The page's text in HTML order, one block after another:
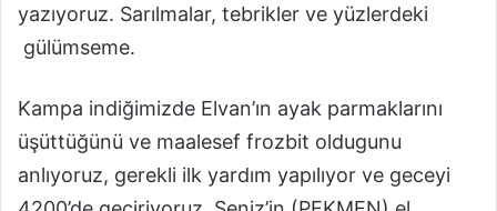
yazıyoruz. Sarılmalar, tebrikler ve yüzlerdeki
gülümseme.
Kampa indiğimizde Elvan’ın ayak parmaklarını
üşüttüğünü ve maalesef frozbit oldugunu
anlıyoruz, gerekli ilk yardım yapılıyor ve geceyi